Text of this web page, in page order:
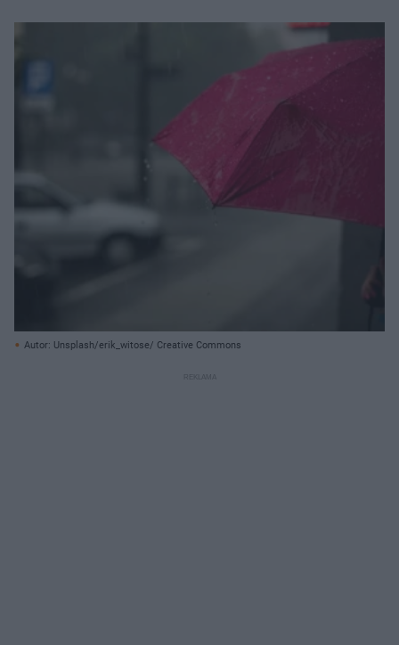
Autor: Unsplash/erik_witose/ Creative Commons